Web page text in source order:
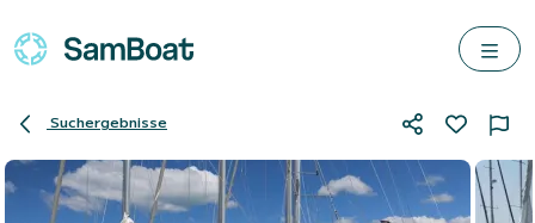
Suchergebnisse